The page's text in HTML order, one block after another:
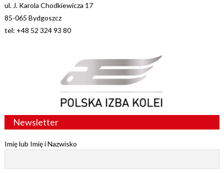
ul. J. Karola Chodkiewicza 17
85-065 Bydgoszcz
tel: +48 52 324 93 80
Newsletter
Imię lub Imię i Nazwisko